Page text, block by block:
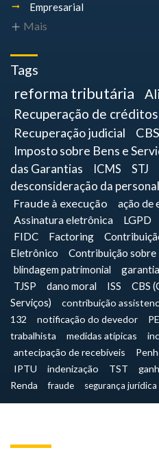
Empresarial
Mais
Tags
reforma tributária
Recuperação de créditos
Recuperação judicial CBS
Imposto sobre Bens e
das Garantias
ICMS STJ
desconsideração da
Fraude à execução
ação de
Assinatura eletrônica
LGPD
FIDC Factoring
Eletrônico
Contribuição sobre
blindagem patrimonial
TJSP
dano moral ISS
CBS
Serviços)
contribuição
132
notificação do devedor
trabalhista
medidas atípicas
antecipação de recebíveis
IPTU
indenização TST
Renda
fraude segurança jurídica